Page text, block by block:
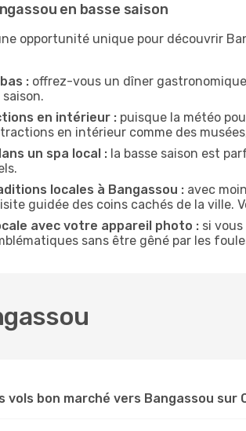
en basse saison
opportunité unique pour découvrir
: offrez-vous un dîner
en intérieur : puisque la météo
en intérieur comme des
un spa local : la basse saison est
locales à Bangassou : avec
guidée des coins cachés de la ville.
avec votre appareil photo : si
sans être gêné par les
vols bon marché vers Bangassou sur